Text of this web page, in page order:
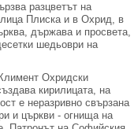
разцветът на
Плиска и в Охрид, в
държава и просвета,
шедьоври на
Охридски
кирилицата, на
е неразривно свързана
и църкви - огнища на